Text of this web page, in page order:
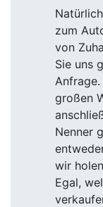
zum
von
Sie uns
großen
Nenner
wir
Egal,